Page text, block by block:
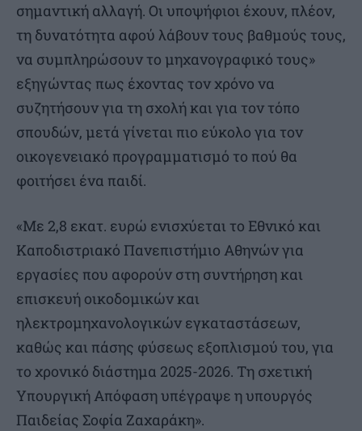
σημαντική αλλαγή. Οι υποψήφιοι έχουν, πλέον,
τη δυνατότητα αφού λάβουν τους βαθμούς τους,
να συμπληρώσουν το μηχανογραφικό τους»
εξηγώντας πως έχοντας τον χρόνο να
συζητήσουν για τη σχολή και για τον τόπο
σπουδών, μετά γίνεται πιο εύκολο για τον
οικογενειακό προγραμματισμό το πού θα
φοιτήσει ένα παιδί.
«Με 2,8 εκατ. ευρώ ενισχύεται το Εθνικό και
Καποδιστριακό Πανεπιστήμιο Αθηνών για
εργασίες που αφορούν στη συντήρηση και
επισκευή οικοδομικών και
ηλεκτρομηχανολογικών εγκαταστάσεων,
καθώς και πάσης φύσεως εξοπλισμού του, για
το χρονικό διάστημα 2025-2026. Τη σχετική
Υπουργική Απόφαση υπέγραψε η υπουργός
Παιδείας Σοφία Ζαχαράκη».